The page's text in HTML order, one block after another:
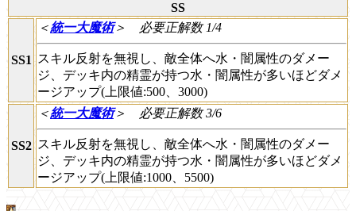
SS
SS1
＜統一大魔術＞ 必要正解数 1/4
スキル反射を無視し、敵全体へ水・闇属性のダメー
ジ、デッキ内の精霊が持つ水・闇属性が多いほどダメ
ージアップ(上限値:500、3000)
SS2
＜統一大魔術＞ 必要正解数 3/6
スキル反射を無視し、敵全体へ水・闇属性のダメー
ジ、デッキ内の精霊が持つ水・闇属性が多いほどダメ
ージアップ(上限値:1000、5500)